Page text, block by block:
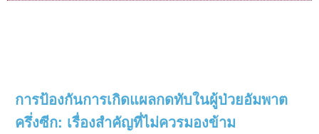
การป้องกันการเกิดแผลกดทับในผู้ป่วยอัมพาต
ครึ่งซีก: เรื่องสำคัญที่ไม่ควรมองข้าม